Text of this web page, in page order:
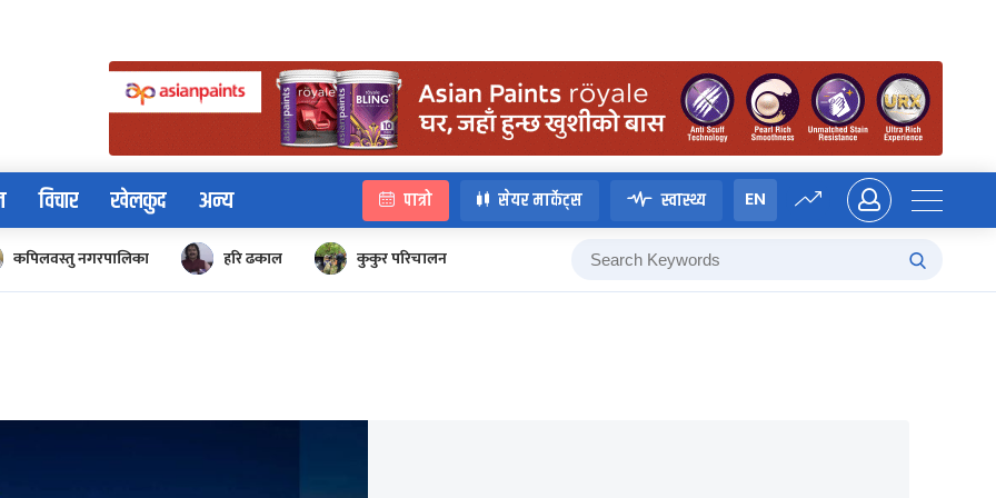
विचार खेलकुद अन्य पात्रो सेयर मार्केट्स स्वास्थ्य EN
कपिलवस्तु नगरपालिका हरि ढकाल कुकुर परिचालन